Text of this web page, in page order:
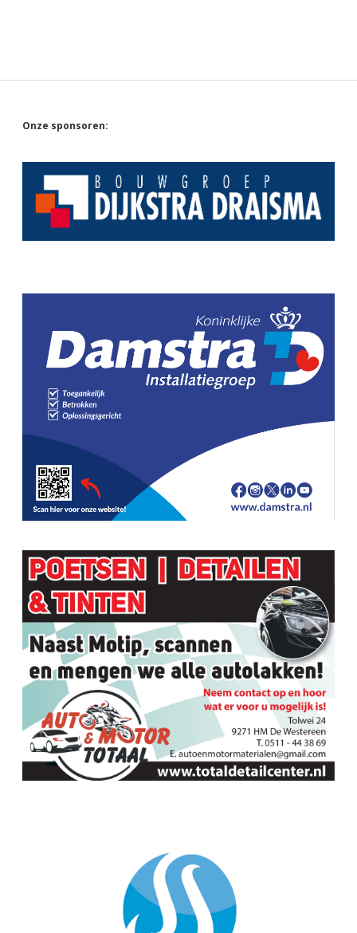
Sidebar
Onze sponsoren: